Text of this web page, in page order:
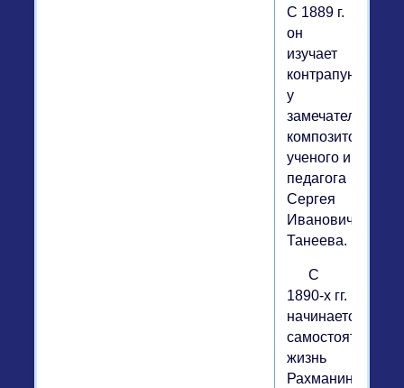
С 1889 г.
он
изучает
контрапункт
у
замечательного
композитора,
ученого и
педагога
Сергея
Ивановича
Танеева.
С
1890-х гг.
начинается
самостоятельная
жизнь
Рахманинова.